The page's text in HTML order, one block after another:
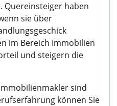
Quereinsteiger haben
sie über
im Bereich Immobilien
und steigern die
sind
können Sie